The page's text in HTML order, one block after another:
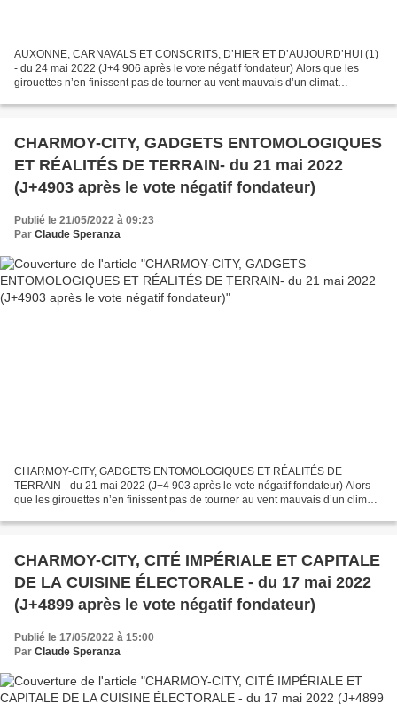
AUXONNE, CARNAVALS ET CONSCRITS, D’HIER ET D’AUJOURD’HUI (1)
- du 24 mai 2022 (J+4 906 après le vote négatif fondateur) Alors que les
girouettes n’en finissent pas de tourner au vent mauvais d’un climat
CHARMOY-CITY, GADGETS ENTOMOLOGIQUES
ET RÉALITÉS DE TERRAIN- du 21 mai 2022
(J+4903 après le vote négatif fondateur)
Publié le 21/05/2022 à 09:23
Par Claude Speranza
CHARMOY-CITY, GADGETS ENTOMOLOGIQUES ET RÉALITÉS DE
TERRAIN - du 21 mai 2022 (J+4 903 après le vote négatif fondateur) Alors
que les girouettes n’en finissent pas de tourner au vent mauvais d’un climat
CHARMOY-CITY, CITÉ IMPÉRIALE ET CAPITALE
DE LA CUISINE ÉLECTORALE - du 17 mai 2022
(J+4899 après le vote négatif fondateur)
Publié le 17/05/2022 à 15:00
Par Claude Speranza